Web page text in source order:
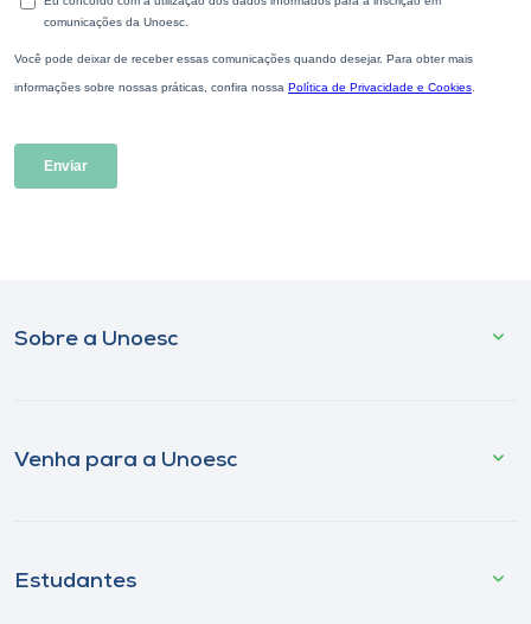
Sobre a Unoesc
Venha para a Unoesc
Estudantes